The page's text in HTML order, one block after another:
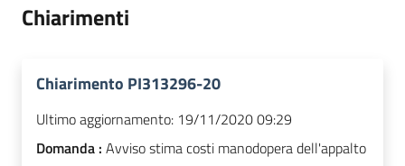
Chiarimenti
Chiarimento PI313296-20
Ultimo aggiornamento: 19/11/2020 09:29
Domanda : Avviso stima costi manodopera dell'appalto